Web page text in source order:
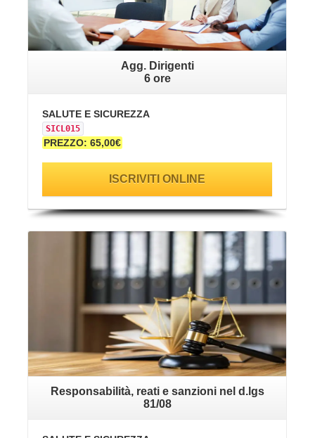
Agg. Dirigenti
6 ore
SALUTE E SICUREZZA
SICL015
PREZZO: 65,00€
ISCRIVITI ONLINE
Responsabilità, reati e sanzioni nel d.lgs
81/08